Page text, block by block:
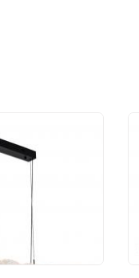
6000K